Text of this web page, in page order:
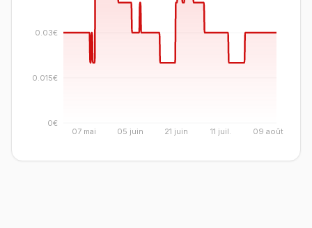
07 mai 05 juin 21 juin 11 juil. 09 août
0€
0.015€
0.03€